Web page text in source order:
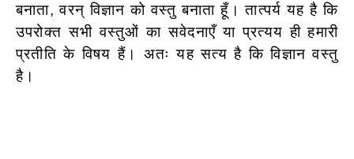
बनाता, वरन् विज्ञान को वस्तु बनाता हूँ। तात्पर्य यह है कि
उपरोक्त सभी वस्तुओं का सवेदनाएँ या प्रत्यय ही हमारी
प्रतीति के विषय हैं। अतः यह सत्य है कि विज्ञानवस्तु
है।